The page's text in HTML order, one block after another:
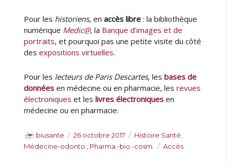
Pour les historiens, enaccès libre : la bibliothèque
numérique Medic@, la Banque d’images et de
portraits, et pourquoi pas une petite visite du côté
desexpositions virtuelles.
Pour les lecteurs de Paris Descartes, lesbases de
données en médecine ou en pharmacie, lesrevues
électroniques et leslivres électroniques en
médecine ou en pharmacie.
A
u
biusante
P
u
26 octobre 2017
C
a
Histoire Santé
Médecine-odonto.
Pharma.-bio.-cosm.
É
Accès